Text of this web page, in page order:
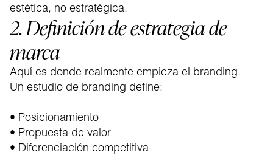
estética, no estratégica.
2. Definición de estrategia de
marca
Aquí es donde realmente empieza el branding.
Un estudio de branding define:
• Posicionamiento
• Propuesta de valor
• Diferenciación competitiva